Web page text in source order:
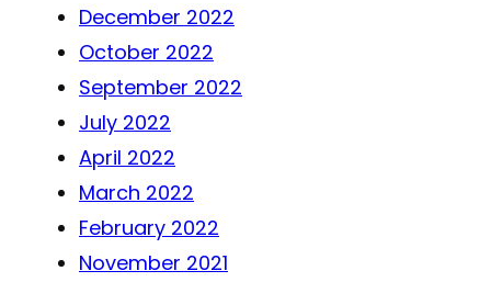
December 2022
October 2022
September 2022
July 2022
April 2022
March 2022
February 2022
November 2021